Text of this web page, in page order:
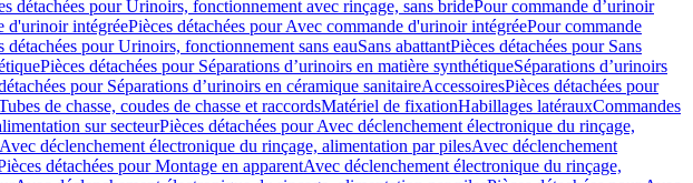
détachées pour Urinoirs, fonctionnement avec rinçage, sans bridePour commande d’urinoir
d'urinoir intégréePièces détachées pour Avec commande d'urinoir intégréePour commande
détachées pour Urinoirs, fonctionnement sans eauSans abattantPièces détachées pour Sans
Pièces détachées pour Séparations d’urinoirs en matière synthétiqueSéparations d’urinoirs
pour Séparations d’urinoirs en céramique sanitaireAccessoiresPièces détachées pour
de chasse, coudes de chasse et raccordsMatériel de fixationHabillages latérauxCommandes
sur secteurPièces détachées pour Avec déclenchement électronique du rinçage,
déclenchement électronique du rinçage, alimentation par pilesAvec déclenchement
détachées pour Montage en apparentAvec déclenchement électronique du rinçage,